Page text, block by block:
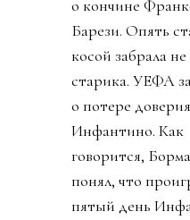
о кончине
Барези. Опять
косой забрала не
старика. УЕФА
о потере
Инфантино. Как
говорится,
понял, что
пятый день